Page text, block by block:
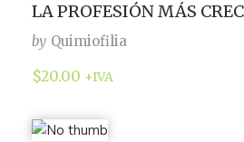
LA PROFESIÓN MÁS
by Quimiofilia
$20.00 +IVA